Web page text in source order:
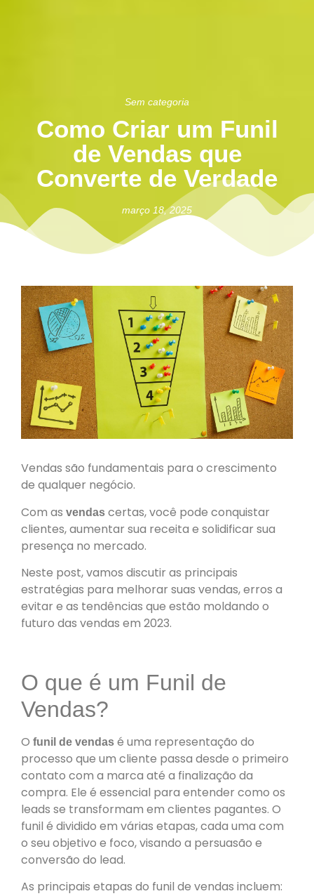
Sem categoria
Como Criar um Funil
de Vendas que
Converte de Verdade
março 18, 2025
Vendas são fundamentais para o crescimento
de qualquer negócio.
Com as vendas certas, você pode conquistar
clientes, aumentar sua receita e solidificar sua
presença no mercado.
Neste post, vamos discutir as principais
estratégias para melhorar suas vendas, erros a
evitar e as tendências que estão moldando o
futuro das vendas em 2023.
O que é um Funil de
Vendas?
O funil de vendas é uma representação do
processo que um cliente passa desde o primeiro
contato com a marca até a finalização da
compra. Ele é essencial para entender como os
leads se transformam em clientes pagantes. O
funil é dividido em várias etapas, cada uma com
o seu objetivo e foco, visando a persuasão e
conversão do lead.
As principais etapas do funil de vendas incluem: